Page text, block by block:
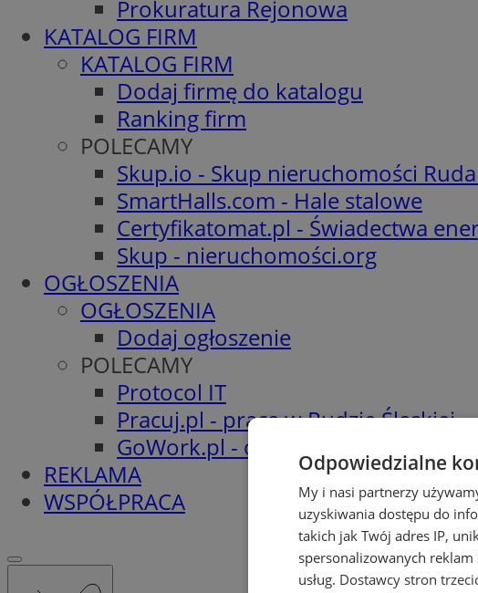
Prokuratura Rejonowa
KATALOG FIRM
KATALOG FIRM
Dodaj firmę do katalogu
Ranking firm
POLECAMY
Skup.io - Skup nieruchomości Ruda
SmartHalls.com - Hale stalowe
Certyfikatomat.pl - Świadectwa
Skup - nieruchomości.org
OGŁOSZENIA
OGŁOSZENIA
Dodaj ogłoszenie
POLECAMY
Protocol IT
Pracuj.pl - praca w Rudzie Śląskiej
GoWork.pl - oferty pracy
REKLAMA
WSPÓŁPRACA
Odpowiedzialne
My i nasi partnerzy
uzyskiwania dostępu do
takich jak Twój adres IP,
spersonalizowanych
usług. Dostawcy stron